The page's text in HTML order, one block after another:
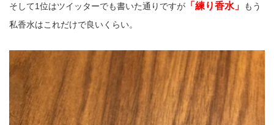
そして1位はツイッターでも書いた通りですが 「練り香水」
もう
私香水はこれだけで良いくらい。